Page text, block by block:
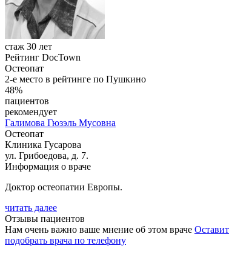
стаж 30 лет
Рейтинг DocTown
Остеопат
2-е место в рейтинге по Пушкино
48%
пациентов
рекомендует
Галимова Гюзэль Мусовна
Остеопат
Клиника Гусарова
ул. Грибоедова, д. 7.
Информация о враче
Доктор остеопатии Европы.
читать далее
Отзывы пациентов
Нам очень важно ваше мнение об этом враче
подобрать врача по телефону